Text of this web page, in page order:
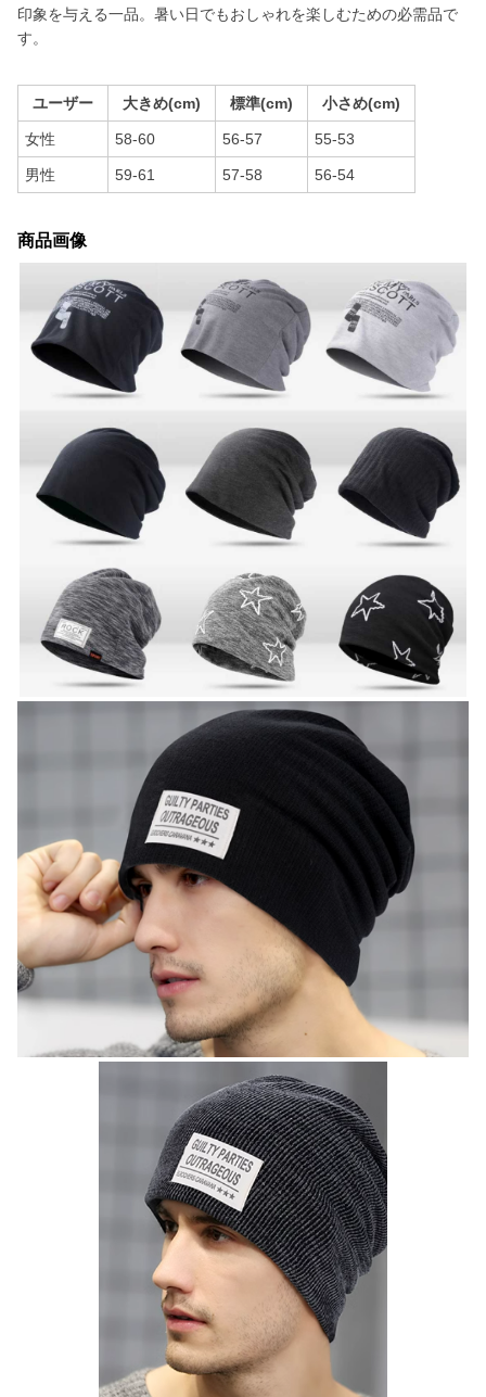
印象を与える一品。暑い日でもおしゃれを楽しむための必需品で
す。
ユーザー 大きめ(cm) 標準(cm) 小さめ(cm)
女性 58-60 56-57 55-53
男性 59-61 57-58 56-54
商品画像